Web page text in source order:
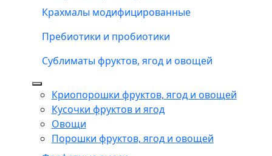
Крахмалы модифицированные
Пребиотики и пробиотики
Сублиматы фруктов, ягод и овощей
Криопорошки фруктов, ягод и овощей
Кусочки фруктов и ягод
Овощи
Порошки фруктов, ягод и овощей